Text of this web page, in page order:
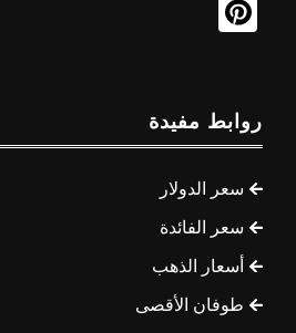
روابط مفيدة
سعر الدولار
سعر الفائدة
أسعار الذهب
طوفان الأقصى